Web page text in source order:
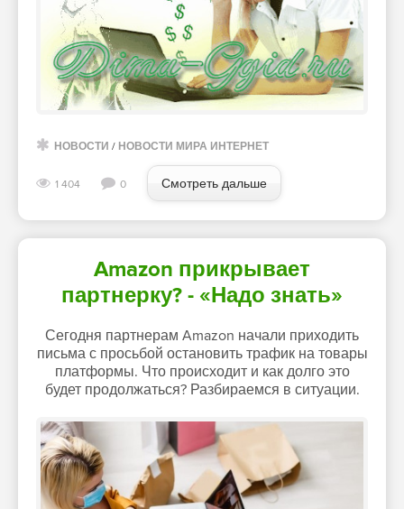
НОВОСТИ / НОВОСТИ МИРА ИНТЕРНЕТ
1 404 0 Смотреть дальше
Amazon прикрывает
партнерку? - «Надо знать»
Сегодня партнерам Amazon начали приходить
письма с просьбой остановить трафик на товары
платформы. Что происходит и как долго это
будет продолжаться? Разбираемся в ситуации.